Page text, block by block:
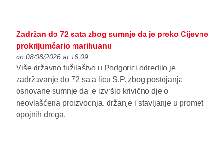
Zadržan do 72 sata zbog sumnje da je preko Cijevne
prokrijumčario marihuanu
on 08/08/2026 at 16:09
Više državno tužilaštvo u Podgorici odredilo je
zadržavanje do 72 sata licu S.P. zbog postojanja
osnovane sumnje da je izvršio krivično djelo
neovlašćena proizvodnja, držanje i stavljanje u promet
opojnih droga.